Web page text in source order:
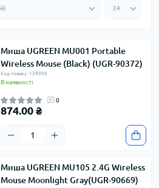
Миша UGREEN MU001 Portable
Wireless Mouse (Black) (UGR-90372)
Код товару: 138986
В наявності
0
874.00 ₴
Миша UGREEN MU105 2.4G Wireless
Mouse Moonlight Gray(UGR-90669)